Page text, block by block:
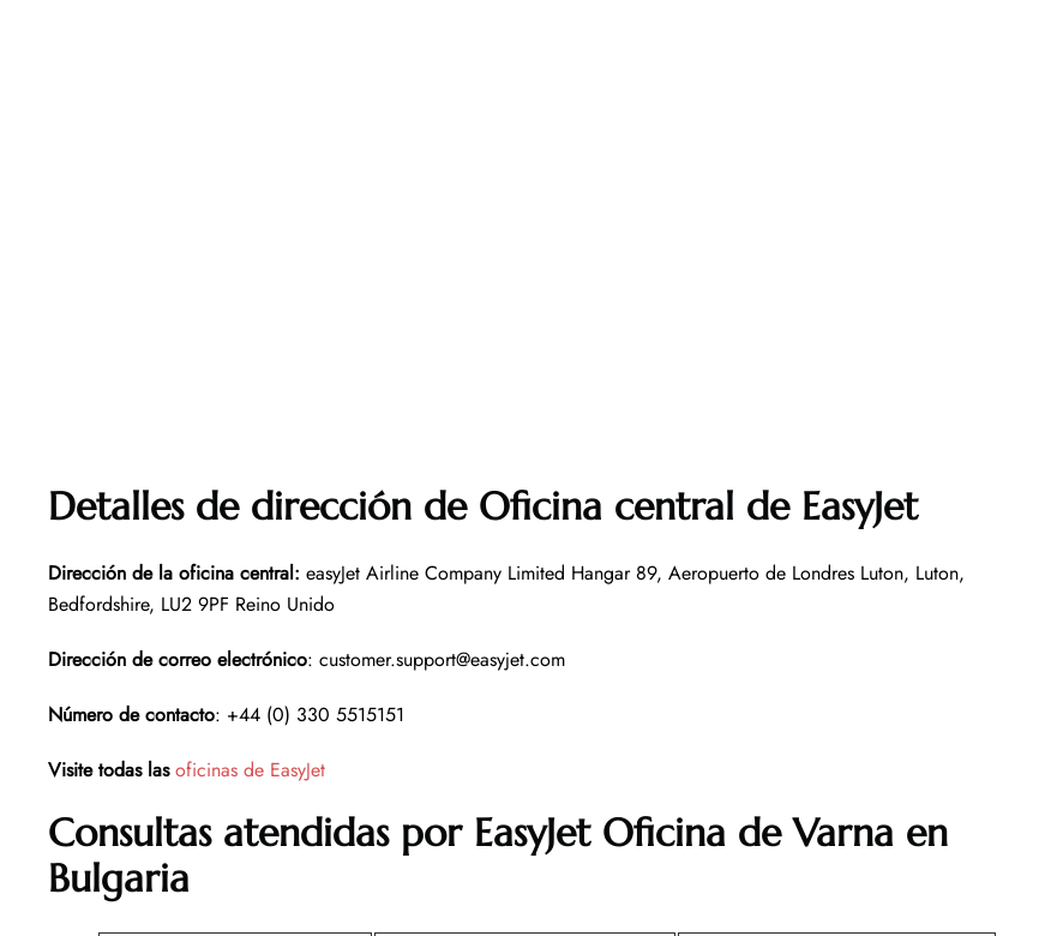
Detalles de dirección de Oficina central de EasyJet
Dirección de la oficina central: easyJet Airline Company Limited Hangar 89, Aeropuerto de Londres Luton, Luton,
Bedfordshire, LU2 9PF Reino Unido
Dirección de correo electrónico: customer.support@easyjet.com
Número de contacto: +44 (0) 330 5515151
Visite todas las oficinas de EasyJet
Consultas atendidas por EasyJet Oficina de Varna en
Bulgaria